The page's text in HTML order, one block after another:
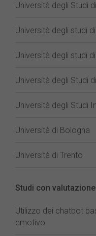
Università degli Studi
Università degli studi
Università degli studi
Università degli Studi
Università degli Studi
Università di Bologna
Università di Trento
Studi con
Utilizzo dei chatbot
emotivo